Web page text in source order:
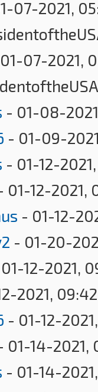
07-2021,
07-2021,
- 01-08-
- 01-09-
- 01-12-
01-12-2021,
- 01-12-
- 01-20-
12-2021,
2021,
- 01-12-
01-14-2021,
- 01-14-